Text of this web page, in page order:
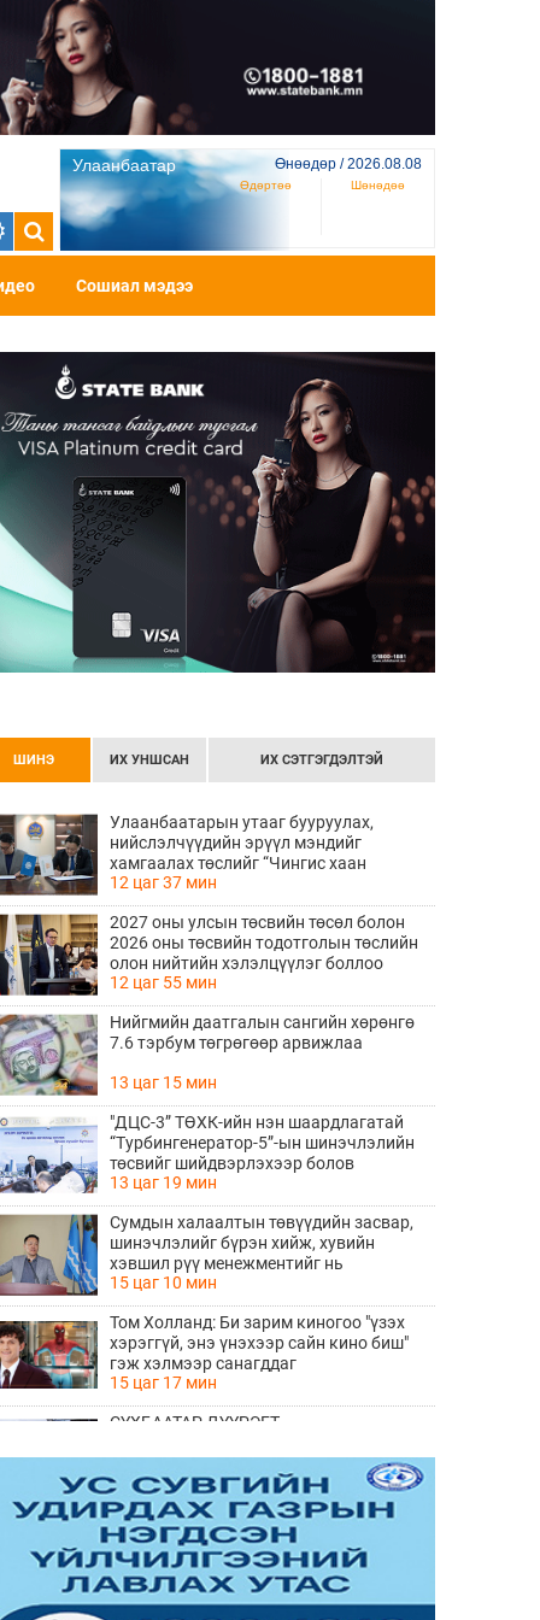
Улаанбаатар Өнөөдөр / 2026.08.08
Өдөртөө Шөнөдөө
Сошиал мэдээ
ШИНЭ ИХ УНШСАН ИХ СЭТГЭГДЭЛТЭЙ
Улаанбаатарын утааг бууруулах,
нийслэлчүүдийн эрүүл мэндийг
хамгаалах төслийг “Чингис хаан
баялгийн сан нэгдэл” ХХК-тай хамтран
хэрэгжүүлнэ
12 цаг 37 мин
2027 оны улсын төсвийн төсөл болон
2026 оны төсвийн тодотголын төслийн
олон нийтийн хэлэлцүүлэг боллоо
12 цаг 55 мин
Нийгмийн даатгалын сангийн хөрөнгө
7.6 тэрбум төгрөгөөр арвижлаа
13 цаг 15 мин
"ДЦС-3” ТӨХК-ийн нэн шаардлагатай
“Турбингенератор-5”-ын шинэчлэлийн
төсвийг шийдвэрлэхээр болов
13 цаг 19 мин
Сумдын халаалтын төвүүдийн засвар,
шинэчлэлийг бүрэн хийж, хувийн
хэвшил рүү менежментийг нь
шилжүүлсэн гэдгийг онцоллоо
15 цаг 10 мин
Том Холланд: Би зарим киногоо "үзэх
хэрэггүй, энэ үнэхээр сайн кино биш"
гэж хэлмээр санагддаг
15 цаг 17 мин
СҮХБААТАР ДҮҮРЭГТ
ҮРГЭЛЖИЛЖ БАЙНА
17 цаг 14 мин
Ирэх 10 хоногийн цаг агаарын
урьдчилсан төлөв
17 цаг 22 мин